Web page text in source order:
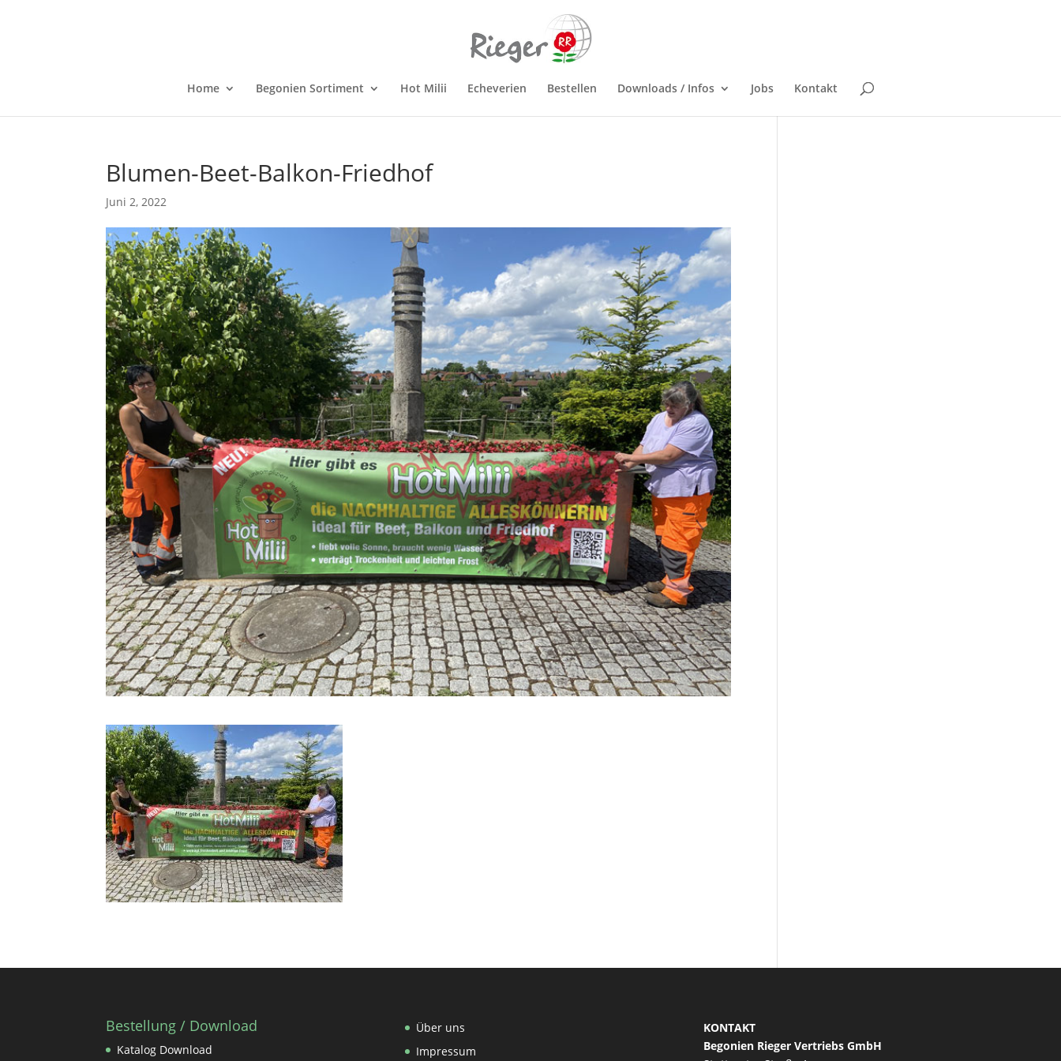
Home Begonien Sortiment Hot Milii Echeverien Bestellen Downloads / Infos Jobs Kontakt
Blumen-Beet-Balkon-Friedhof
Juni 2, 2022
Bestellung / Download
Katalog Download
Über uns
Impressum
KONTAKT
Begonien Rieger Vertriebs GmbH